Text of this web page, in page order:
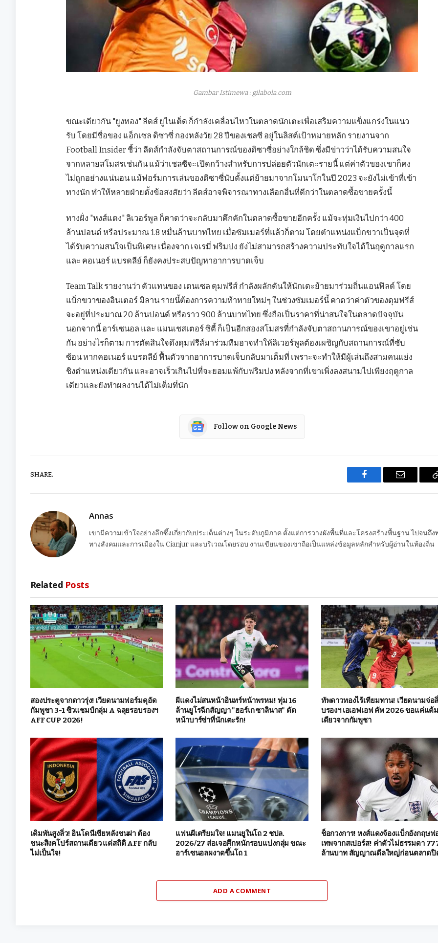
Gambar Istimewa : gilabola.com
ขณะเดียวกัน "ยูงทอง" ลีดส์ ยูไนเต็ด ก็กำลังเคลื่อนไหวในตลาดนักเตะเพื่อเสริมความแข็งแกร่งในแนว
รับ โดยมีชื่อของ แอ็กเซล ดิซาซี่ กองหลังวัย 28 ปีของเชลซี อยู่ในลิสต์เป้าหมายหลัก รายงานจาก
Football Insider ชี้ว่า ลีดส์กำลังจับตาสถานการณ์ของดิซาซี่อย่างใกล้ชิด ซึ่งมีข่าวว่าได้รับความสนใจ
จากหลายสโมสรเช่นกัน แม้ว่าเชลซีจะเปิดกว้างสำหรับการปล่อยตัวนักเตะรายนี้ แต่ค่าตัวของเขาก็คง
ไม่ถูกอย่างแน่นอน แม้ฟอร์มการเล่นของดิซาซี่นับตั้งแต่ย้ายมาจากโมนาโกในปี 2023 จะยังไม่เข้าที่เข้า
ทางนัก ทำให้หลายฝ่ายตั้งข้อสงสัยว่า ลีดส์อาจพิจารณาทางเลือกอื่นที่ดีกว่าในตลาดซื้อขายครั้งนี้
ทางฝั่ง "หงส์แดง" ลิเวอร์พูล ก็คาดว่าจะกลับมาคึกคักในตลาดซื้อขายอีกครั้ง แม้จะทุ่มเงินไปกว่า 400
ล้านปอนด์ หรือประมาณ 1.8 หมื่นล้านบาทไทย เมื่อซัมเมอร์ที่แล้วก็ตาม โดยตำแหน่งแบ็กขวาเป็นจุดที่
ได้รับความสนใจเป็นพิเศษ เนื่องจาก เจเรมี่ ฟริมปง ยังไม่สามารถสร้างความประทับใจได้ในฤดูกาลแรก
และ คอเนอร์ แบรดลีย์ ก็ยังคงประสบปัญหาอาการบาดเจ็บ
Team Talk รายงานว่า ตัวแทนของ เดนเซล ดุมฟรีส์ กำลังผลักดันให้นักเตะย้ายมาร่วมถิ่นแอนฟิลด์ โดย
แบ็กขวาของอินเตอร์ มิลาน รายนี้ต้องการความท้าทายใหม่ๆ ในช่วงซัมเมอร์นี้ คาดว่าค่าตัวของดุมฟรีส์
จะอยู่ที่ประมาณ 20 ล้านปอนด์ หรือราว 900 ล้านบาทไทย ซึ่งถือเป็นราคาที่น่าสนใจในตลาดปัจจุบัน
นอกจากนี้ อาร์เซนอล และ แมนเชสเตอร์ ซิตี้ ก็เป็นอีกสองสโมสรที่กำลังจับตาสถานการณ์ของเขาอยู่เช่น
กัน อย่างไรก็ตาม การตัดสินใจดึงดุมฟรีส์มาร่วมทีมอาจทำให้ลิเวอร์พูลต้องเผชิญกับสถานการณ์ที่ซับ
ซ้อน หากคอเนอร์ แบรดลีย์ ฟื้นตัวจากอาการบาดเจ็บกลับมาเต็มที่ เพราะจะทำให้มีผู้เล่นถึงสามคนแย่ง
ชิงตำแหน่งเดียวกัน และอาจเร็วเกินไปที่จะยอมแพ้กับฟริมปง หลังจากที่เขาเพิ่งลงสนามไปเพียงฤดูกาล
เดียวและยังทำผลงานได้ไม่เต็มที่นัก
Follow on Google News
SHARE.
Facebook Email
Annas
เขามีความเข้าใจอย่างลึกซึ้งเกี่ยวกับประเด็นต่างๆ ในระดับภูมิภาค ตั้งแต่การวางผังพื้นที่และโครงสร้างพื้นฐาน ไปจนถึง
ทางสังคมและการเมืองใน Cianjur และบริเวณโดยรอบ งานเขียนของเขาถือเป็นแหล่งข้อมูลหลักสำหรับผู้อ่านในท้องถิ่น
Related Posts
สองประตูจากดาวรุ่ง! เวียดนามฟอร์มดุอัด
กัมพูชา 3-1 ซิวแชมป์กลุ่ม A ฉลุยรอบรองฯ
AFF CUP 2026!
ผีแดงไม่สนหน้าอินทร์หน้าพรหม! ทุ่ม 16
ล้านยูโรฉีกสัญญา "ฮอร์เก ซาลินาส" ตัด
หน้าบาร์ซ่าที่นักเตะรัก!
ทัพดาวทองไร้เทียมทาน! เวียดนามจ่อ
บรองฯ เอเอฟเอฟ คัพ 2026 ขอแค่แต้ม
เดียวจากกัมพูชา
เดิมพันสูงลิ่ว! อินโดนีเซียหลังชนฝา ต้อง
ชนะสิงคโปร์สถานเดียว แต่สถิติ AFF กลับ
ไม่เป็นใจ!
แฟนผีเตรียมใจ! แมนยูในโถ 2 ชปล.
2026/27 ส่อเจอศึกหนักรอบแบ่งกลุ่ม ขณะ
อาร์เซนอลผงาดขึ้นโถ 1
ช็อกวงการ! หงส์แดงจ้องแบ็กอังกฤษฟ
เทพจากสเปอร์ส! ค่าตัวไม่ธรรมดา
ล้านบาท สัญญาณดีลใหญ่ก่อนตลาดปิ
ADD A COMMENT